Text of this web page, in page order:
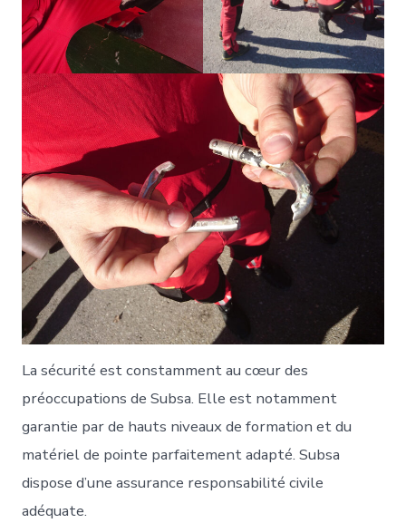
La sécurité est constamment au cœur des
préoccupations de Subsa. Elle est notamment
garantie par de hauts niveaux de formation et du
matériel de pointe parfaitement adapté. Subsa
dispose d’une assurance responsabilité civile
adéquate.